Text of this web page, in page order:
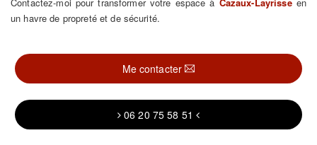
un havre de propreté et de sécurité.
Me contacter
06 20 75 58 51